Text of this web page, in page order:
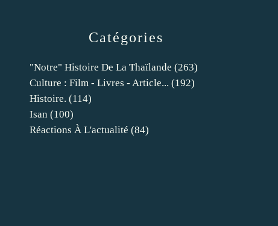
Catégories
"notre" Histoire De La Thaïlande (263)
Culture : Film - Livres - Article... (192)
Histoire. (114)
Isan (100)
Réactions À L'actualité (84)